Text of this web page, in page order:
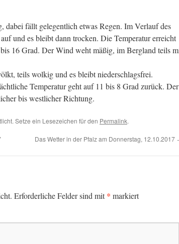
dabei fällt gelegentlich etwas Regen. Im Verlauf des
und es bleibt dann trocken. Die Temperatur erreicht
16 Grad. Der Wind weht mäßig, im Bergland teils
teils wolkig und es bleibt niederschlagsfrei.
Temperatur geht auf 11 bis 8 Grad zurück. Der
bis westlicher Richtung.
Setze ein Lesezeichen für den Permalink.
Das Wetter in der Pfalz am Donnerstag, 12.10.2017
Erforderliche Felder sind mit* markiert